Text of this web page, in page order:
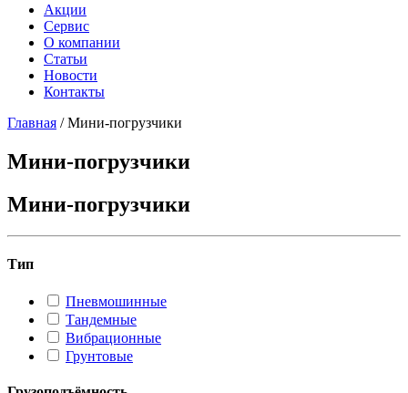
Акции
Сервис
О компании
Статьи
Новости
Контакты
Главная /Мини-погрузчики
Мини-погрузчики
Мини-погрузчики
Тип
Пневмошинные
Тандемные
Вибрационные
Грунтовые